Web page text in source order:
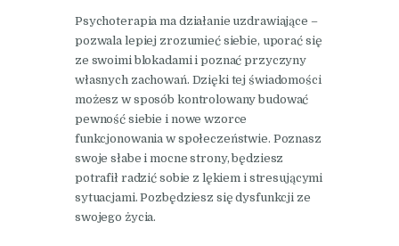
Psychoterapia ma działanie uzdrawiające –
pozwala lepiej zrozumieć siebie, uporać się
ze swoimi blokadami i poznać przyczyny
własnych zachowań. Dzięki tej świadomości
możesz w sposób kontrolowany budować
pewność siebie i nowe wzorce
funkcjonowania w społeczeństwie. Poznasz
swoje słabe i mocne strony, będziesz
potrafił radzić sobie z lękiem i stresującymi
sytuacjami. Pozbędziesz się dysfunkcji ze
swojego życia.